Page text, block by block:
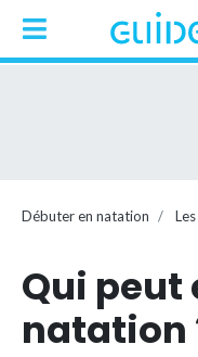
Débuter en natation
Qui peut
natation